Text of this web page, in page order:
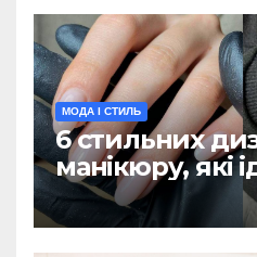
МОДА І СТИЛЬ
6 стильних
манікюру, які
підійдуть для
пори (ФОТО)